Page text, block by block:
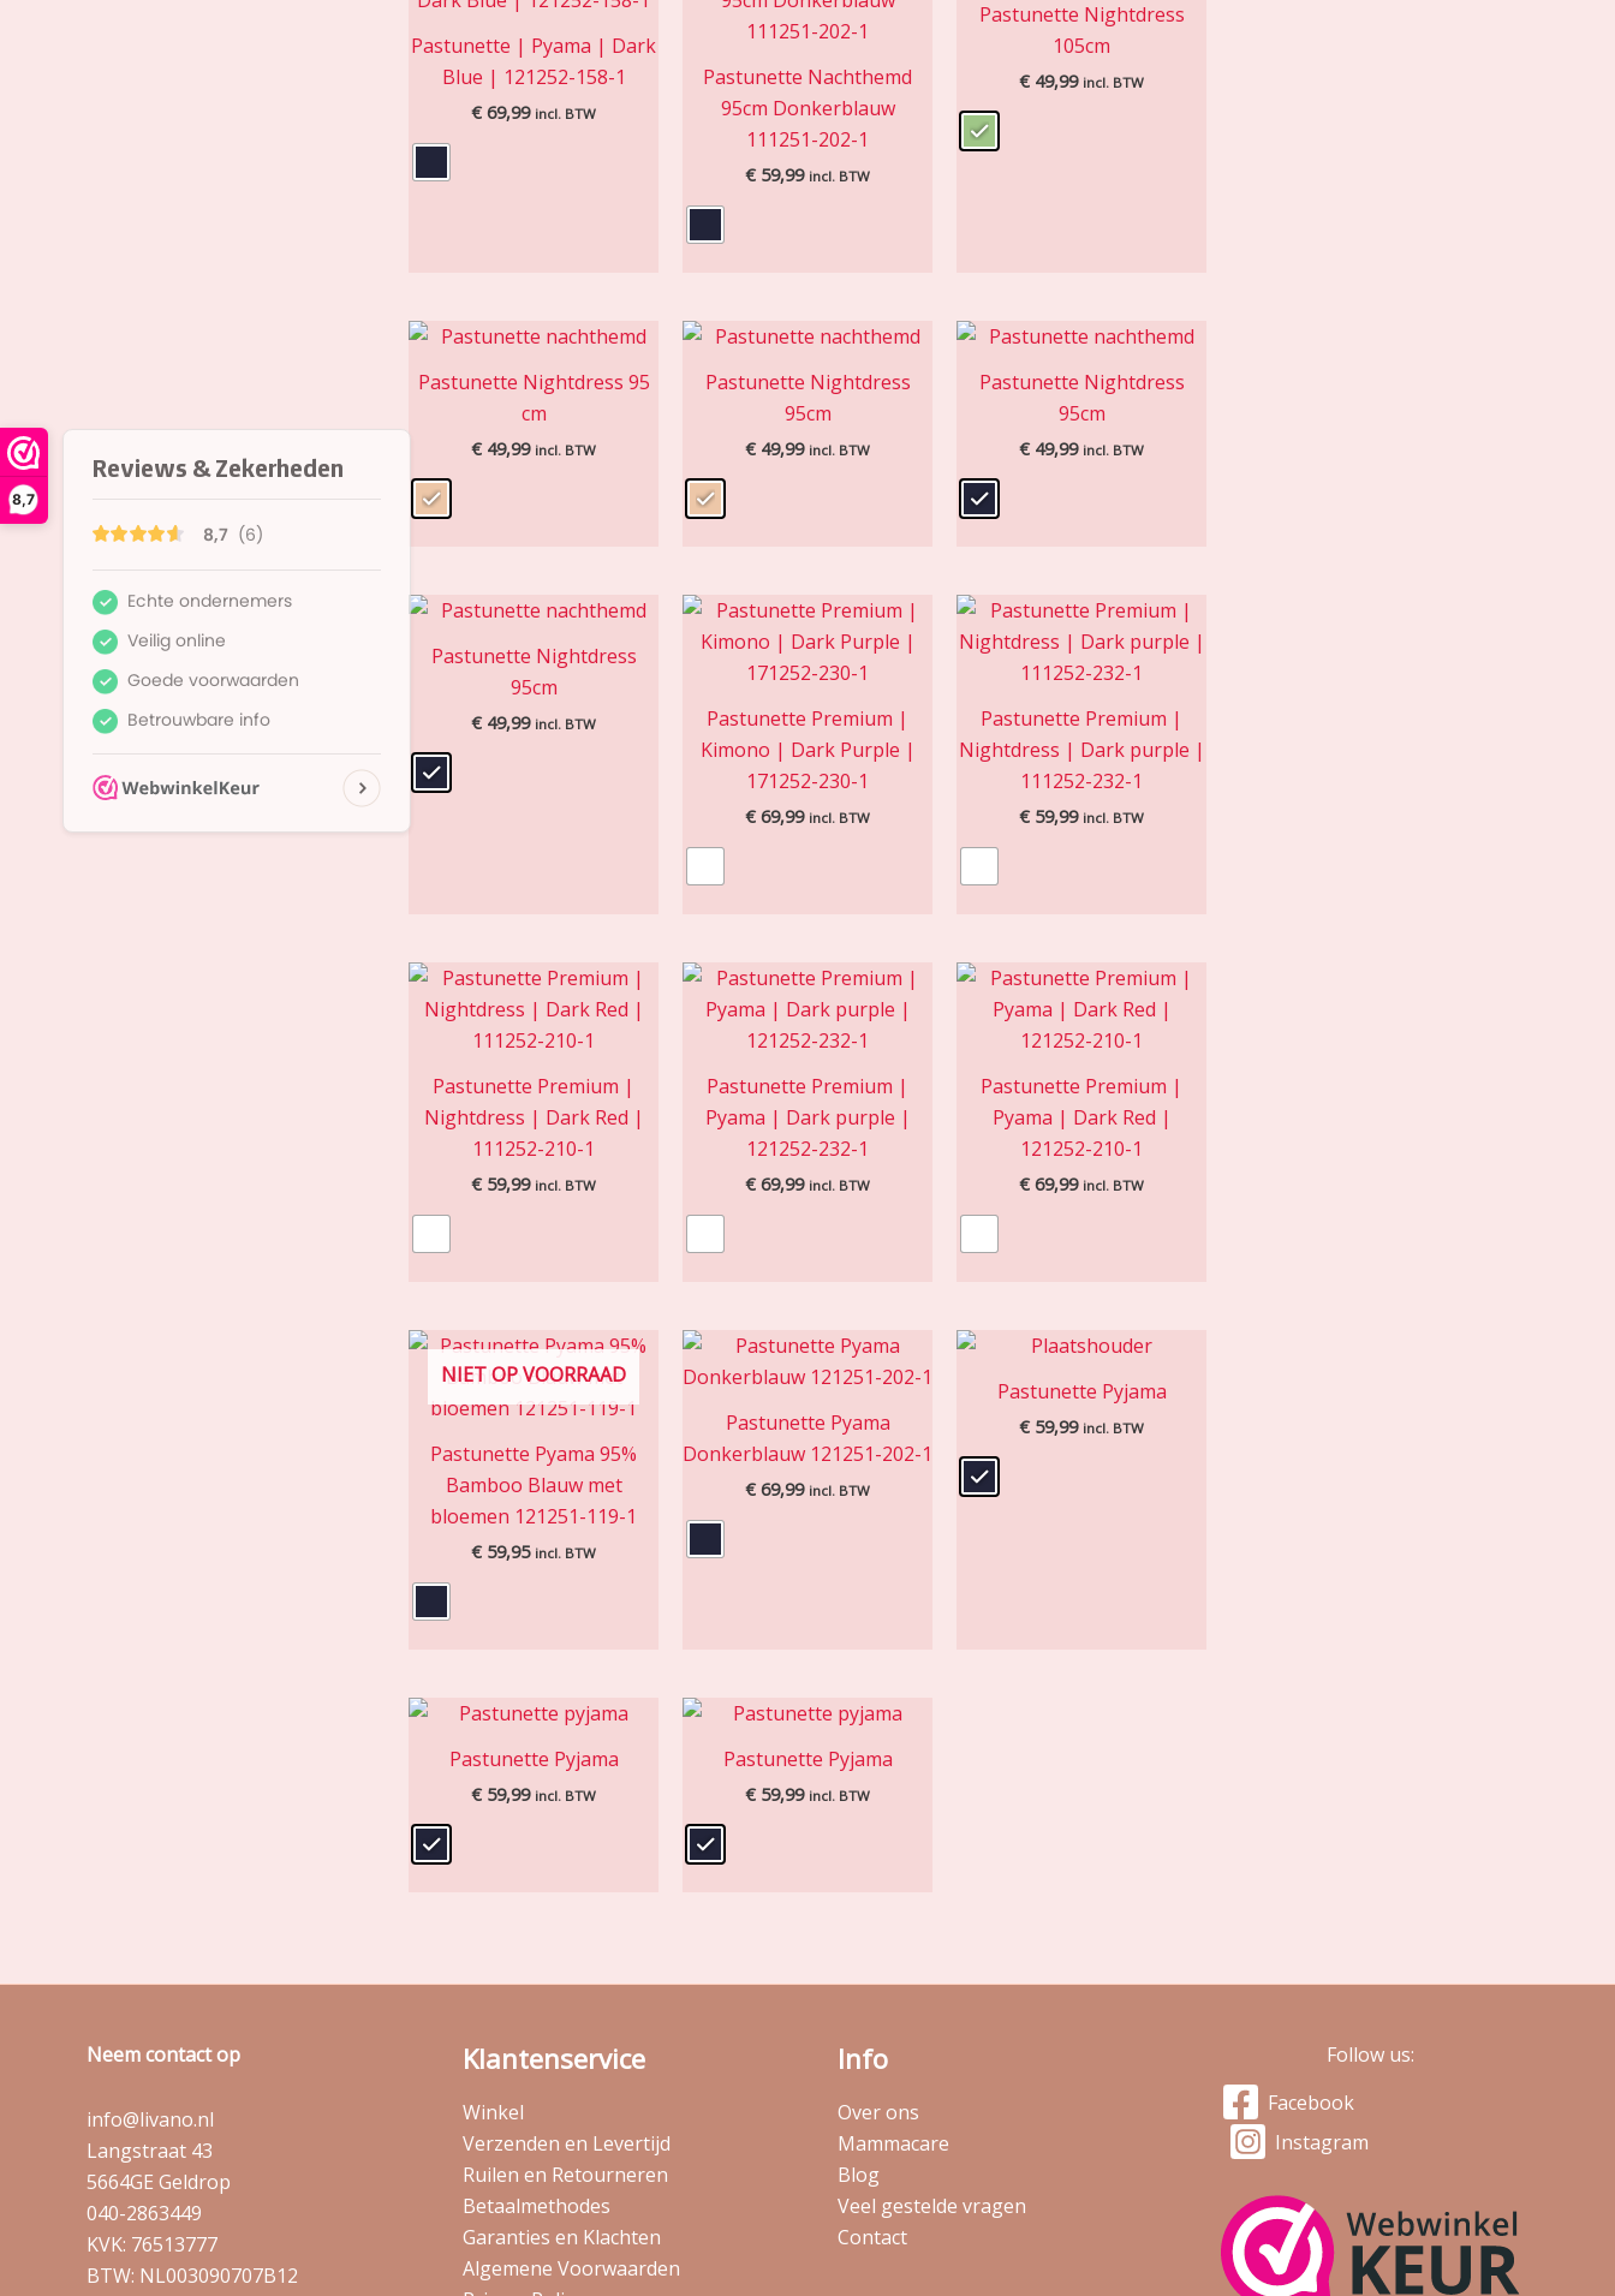
8,7
Pastunette | Pyama | Dark
Blue | 121252-158-1
€ 69,99 incl. BTW
Pastunette Nachthemd
95cm Donkerblauw
111251-202-1
€ 59,99 incl. BTW
Pastunette Nightdress
105cm
€ 49,99 incl. BTW
Pastunette Nightdress 95
cm
€ 49,99 incl. BTW
Pastunette Nightdress
95cm
€ 49,99 incl. BTW
Pastunette Nightdress
95cm
€ 49,99 incl. BTW
Pastunette Nightdress
95cm
€ 49,99 incl. BTW
Pastunette Premium |
Kimono | Dark Purple |
171252-230-1
€ 69,99 incl. BTW
Pastunette Premium |
Nightdress | Dark purple |
111252-232-1
€ 59,99 incl. BTW
Pastunette Premium |
Nightdress | Dark Red |
111252-210-1
€ 59,99 incl. BTW
Pastunette Premium |
Pyama | Dark purple |
121252-232-1
€ 69,99 incl. BTW
Pastunette Premium |
Pyama | Dark Red |
121252-210-1
€ 69,99 incl. BTW
NIET OP VOORRAAD
Pastunette Pyama 95%
Bamboo Blauw met
bloemen 121251-119-1
€ 59,95 incl. BTW
Pastunette Pyama
Donkerblauw 121251-202-1
€ 69,99 incl. BTW
Pastunette Pyjama
€ 59,99 incl. BTW
Pastunette Pyjama
€ 59,99 incl. BTW
Pastunette Pyjama
€ 59,99 incl. BTW
Neem contact op
info@livano.nl
Langstraat 43
5664GE Geldrop
040-2863449
KVK: 76513777
BTW: NL003090707B12
Klantenservice
Winkel
Verzenden en Levertijd
Ruilen en Retourneren
Betaalmethodes
Garanties en Klachten
Algemene Voorwaarden
Info
Over ons
Mammacare
Blog
Veel gestelde vragen
Contact
Follow us:
Facebook
Instagram